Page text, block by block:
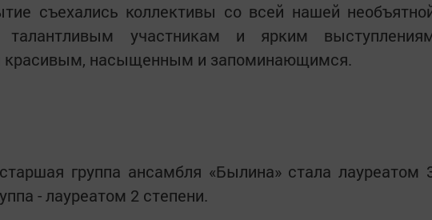
съехались коллективы со всей нашей
талантливым участникам и ярким
красивым, насыщенным и запоминающимся.
группа ансамбля «Былина» стала лауреатом
- лауреатом 2 степени.